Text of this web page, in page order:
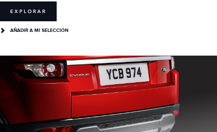
EXPLORAR
AÑADIR A MI SELECCIÓN